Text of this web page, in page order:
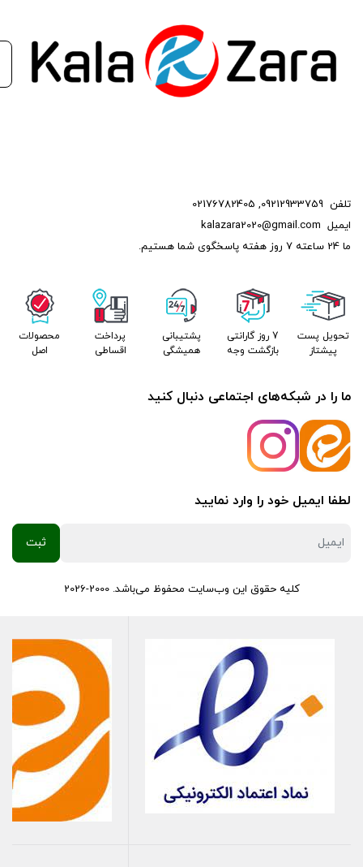
تلفن 09212933759
,
02176782405
ایمیل kalazara2020@gmail.com
ما 24 ساعته 7 روز هفته پاسخگوی شما هستیم.
تحویل پست
پیشتاز
7 روز گارانتی
بازگشت وجه
پشتیبانی
همیشگی
پرداخت
اقساطی
محصولات
اصل
ما را در شبکه‌های اجتماعی دنبال کنید
لطفا ایمیل خود را وارد نمایید
کلیه حقوق این وب‌سایت محفوظ می‌باشد. 2000-2026